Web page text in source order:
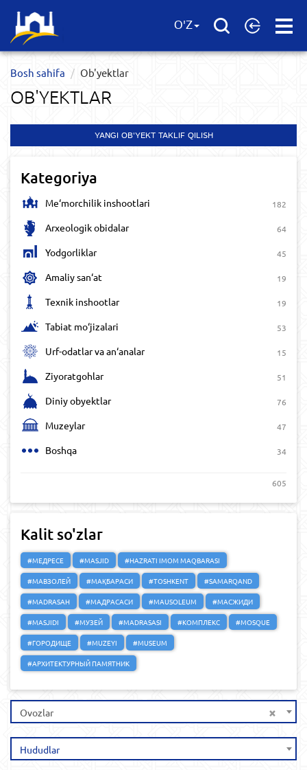
Open
O'Z
Bosh sahifa Ob'yektlar​
OB'YEKTLAR​
YANGI OB'YEKT TAKLIF QILISH
Kategoriya
Me‘morchilik inshootlari 182
Arxeologik obidalar 64
Yodgorliklar 45
Amaliy san‘at 19
Texnik inshootlar 19
Tabiat mo‘jizalari 53
Urf-odatlar va an‘analar 15
Ziyoratgohlar 51
Diniy obyektlar 76
Muzeylar 47
Boshqa 34
605
Kalit so'zlar
#МЕДРЕСЕ #MASJID
#HAZRATI IMOM MAQBARASI
#МАВЗОЛЕЙ
#МАҚБАРАСИ #TOSHKENT
#SAMARQAND
#MADRASAH
#МАДРАСАСИ #MAUSOLEUM
#МАСЖИДИ
#MASJIDI
#МУЗЕЙ #MADRASASI #КОМПЛЕКС
#MOSQUE
#ГОРОДИЩЕ
#MUZEYI
#MUSEUM
#АРХИТЕКТУРНЫЙ ПАМЯТНИК
×
Ovozlar
Hududlar